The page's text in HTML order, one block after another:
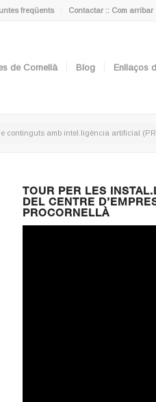
freqüents Contactar :: Com arribar
de Cornellà Blog Enllaços
continguts amb intel.ligència artificial
TOUR PER LES
DEL CENTRE
PROCORNELLÀ